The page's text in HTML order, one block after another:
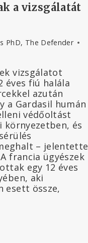
a vizsgálatát
PhD, The Defender
vizsgálatot
éves fiú halála
azután
a Gardasil humán
védőoltást
környezetben, és
– jelentette
francia ügyészek
egy 12 éves
aki
esett össze,